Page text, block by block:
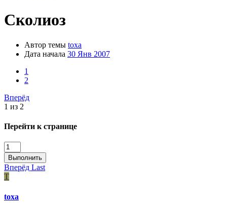
Сколиоз
Автор темы toxa
Дата начала 30 Янв 2007
1
2
Вперёд
1 из 2
Перейти к странице
Выполнить
Вперёд Last
T
toxa